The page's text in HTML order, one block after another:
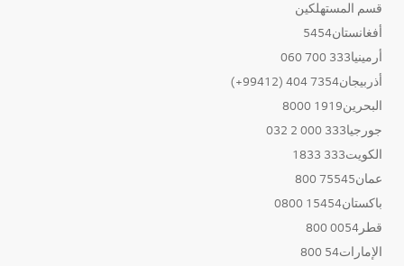
قسم المستهلكين
أفغانستان5454
أرمينيا333 700 060
أذربيجان7354 404 (99412+)
البحرين1919 8000
جورجيا333 000 2 032
الكويت333 1833
عمان75545 800
باكستان15454 0800
قطر0054 800
الإمارات54 800